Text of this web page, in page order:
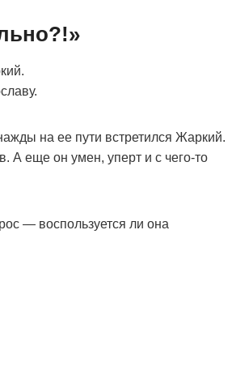
на ее пути встретился Жаркий.
А еще он умен, уперт и с чего-то
— воспользуется ли она